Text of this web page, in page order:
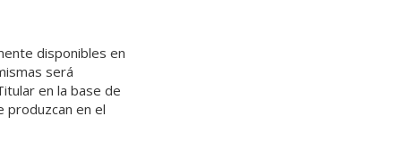
disponibles en
será
en la base de
produzcan en el